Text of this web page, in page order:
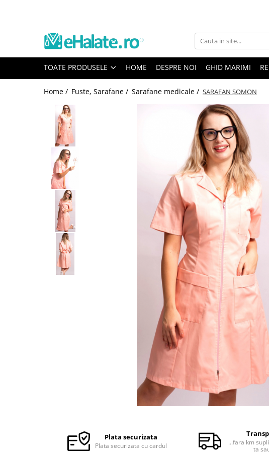
Toate Produsele
Bluze Unisex
Bluze Medicale
Bluze unisex cu imprimeuri
Bluze medicale uni
Halate medicale
Halate Bianca
Halate medicale femei
Halate medicale barbati
Halate medicale P2 cu fluturas
Halate medicale cu nasturi
TOATE PRODUSELE HOME DESPRE NOI GHID MARIMI
Home / Fuste, Sarafane / Sarafane medicale / SARAFAN SOMON
Facebook
Plata securizata
Plata securizata cu cardul
...fara km
ta